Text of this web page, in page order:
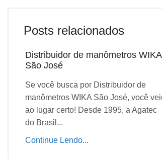
Posts relacionados
Distribuidor de manômetros WIKA
São José
Se você busca por Distribuidor de
manômetros WIKA São José, você
veio ao lugar certo! Desde 1995, a
Agatec do Brasil...
Continue Lendo...